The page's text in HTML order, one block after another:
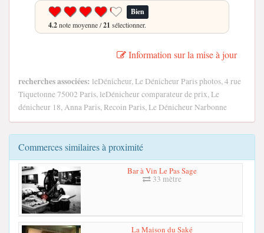
Bien
4.2note moyenne /21 sélectionner.
Information sur la mise à jour
recherches associées: leDénicheur, Le Dénicheur Paris photos, 4 rue
Tiquetonne 75002 Paris, leDénicheur comparateur de prix, Le
dénicheur 18, Anna Paris, Recoin Paris, Le Dénicheur Narbonne
Commerces similaires à proximité
Bar à Vin Le Pas Sage
33 mètre
La Maison du Saké